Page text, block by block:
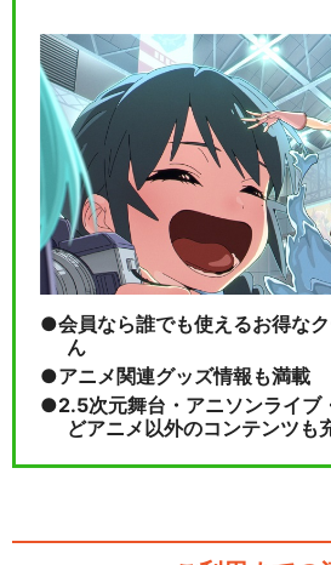
会員なら誰でも使えるお得な
ん
アニメ関連グッズ情報も満載
2.5次元舞台・アニソンライブ
どアニメ以外のコンテンツも